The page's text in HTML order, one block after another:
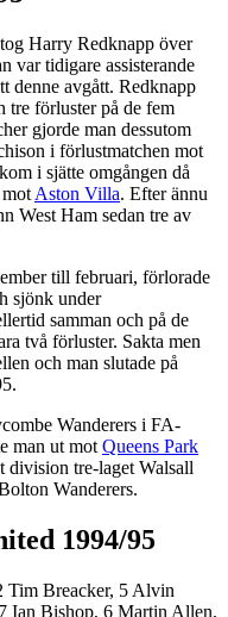
tog Harry Redknapp över
var tidigare assisterande
denne avgått. Redknapp
tre förluster på de fem
gjorde man dessutom
i förlustmatchen mot
i sjätte omgången då
Aston Villa. Efter ännu
West Ham sedan tre av
till februari, förlorade
sjönk under
samman och på de
två förluster. Sakta men
och man slutade på
Wanderers i FA-
man ut mot Queens Park
division tre-laget Walsall
Wanderers.
1994/95
Tim Breacker, 5 Alvin
Ian Bishop, 6 Martin Allen,